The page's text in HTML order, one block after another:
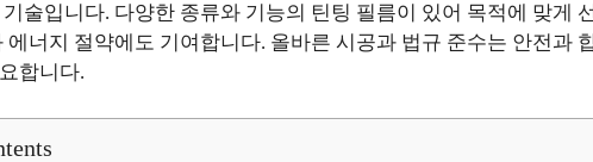
술입니다. 다양한 종류와 기능의 틴팅 필름이 있어 목적에 맞게
에너지 절약에도 기여합니다. 올바른 시공과 법규 준수는 안전과
합니다.